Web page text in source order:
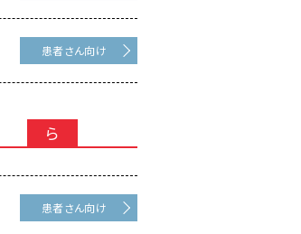
患者さん向け
ら
患者さん向け